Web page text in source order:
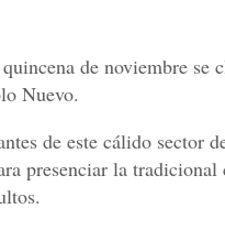
de noviembre se
Nuevo.
de este cálido sector
presenciar la